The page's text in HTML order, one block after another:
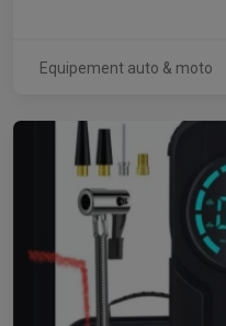
Equipement auto & moto